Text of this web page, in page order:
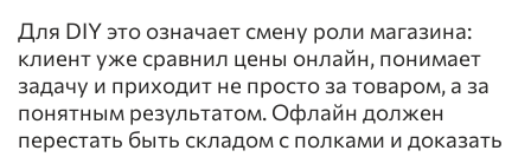
Для DIY это означает смену роли магазина:
клиент уже сравнил цены онлайн, понимает
задачу и приходит не просто за товаром, а за
понятным результатом. Офлайн должен
перестать быть складом с полками и доказать